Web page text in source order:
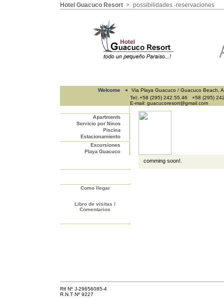
Hotel Guacuco Resort > possibilidades -reservaciones
Via Playa Guacuco / Guacuco Beach,
Tel:.+58 (295) 242.55.46 +58 (295)
E-mail: guacucoresort@gmail.com
Como llegar
Libro de visitas /
Comentarios
comming soon!.
Rif Nº J-29656085-4
R.N.T Nº 9227